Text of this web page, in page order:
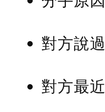
對方說
對方最